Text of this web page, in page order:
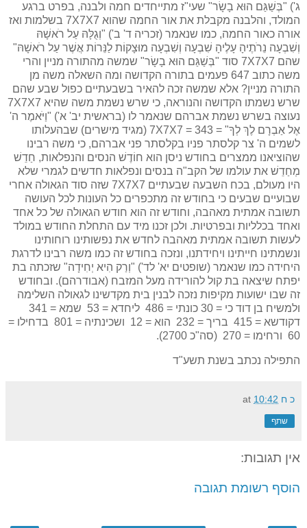
ג') "בְּשַׁגַּם הוּא בָשָׂר" שעי"ז מתייחדים חמה ולבנה, בפרט ברגע
המולד, והלבנה מקבלת את אור החמה שהוא 7X7X7 בשלמות ואז
אורה כאור החמה, כמו שנאמר (זכריה ד' ב') "וְגֻלָּהּ עַל רֹאשָׁהּ
וְשִׁבְעָה נֵרֹתֶיהָ עָלֶיהָ שִׁבְעָה וְשִׁבְעָה מוּצָקוֹת לַנֵּרוֹת אֲשֶׁר עַל רֹאשָׁהּ"
שהם 7X7X7 סוד "בְּשַׁגַּם הוּא בָשָׂר" שמשה מהתורה מניין והרי
משה כתוב 647 פעמים בתורה הקדושה ומה השאלה משה מן
התורה מניין? אלא שמשה זכה להאיר בשבעתיים כפול שבע שהם
שרש נשמתו הקדושה והנוראה, כי שרש נשמת משה שהיא 7X7X7
נעוצה בשרש נשמת אברהם שנאמר לו (בראשית יב' א') "וַיֹּאמֶר ה'
אֶל אַבְרָם לֶךְ לְךָ" = 343 = 7X7X7 (מגיד מישרים) שבהעלותו
לשמים ה' צר קלסתר פניו בקלסתר פני אברהם, כי משה רבינו
שהוציאנו ממצרים בחודש ניסן הוא חוֹדֶשׁ הנסים והנפלאות, חַדֵשׁ
מְחַדֵשׁ את עולמו של הקב"ה בנסים ונפלאות חדשים לגמרי שלא
היו מעולם, בכח השבעה שבעתיים 7X7X7 שזה סוד הגאולה אחרי
שבועיים שבעים כי בחודש זה מתכפרים כל העונות לכל העושה
תשובה אמתית מאהבה, וחודש זה הוא חודש הגאולה של כל אחד
ואחד בכלליות ובפרטיות. ולכן זכנו מיד עם התחלת החודש במולד
לעשות תשובה אמתית מאהבה לחדש את נפשותינו רוחותינו
ונשמתינו חייתינו ויחידתנו, ונזכה בחודש זה כמו משה רבינו לדרגת
היחידה כמו שנאמר (שופטים יא' לד') "וְרַק הִיא יְחִידָה" שזכתה בת
יפתח שיצאה בת קול להורידה מעל המזבח (אבודרהם). ובחודש
זה שבו ישועות מקיפות נזכה לבנין בית מקדשינו לגאולה השלימה
ולמשיח בן דוד כי = 30 כונתי = 486 ליחדא = 53 שמא = 341
דקודשא = 415 בריך = 232 הוא = 12 ושכינתיה = 801 בדחילו =
60 ורחימו = 270 (סה"כ 2700).
התפילה נכתב בשנת תשע"ד
כ ח at 10:42
שתף
אין תגובות:
הוסף רשומת תגובה